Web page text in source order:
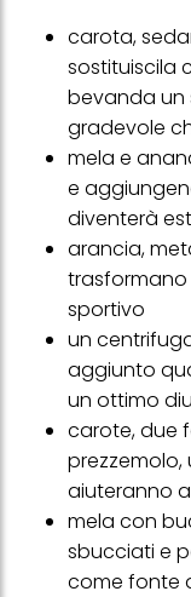
carota,
sostituiscila
bevanda un
gradevole
mela e
e
diventerà
arancia,
trasformano
sportivo
un
aggiunto
un ottimo
carote, due
aiuteranno
mela con
sbucciati e
come fonte
personali per tutte le
verranno utilizzati
questo sito web.